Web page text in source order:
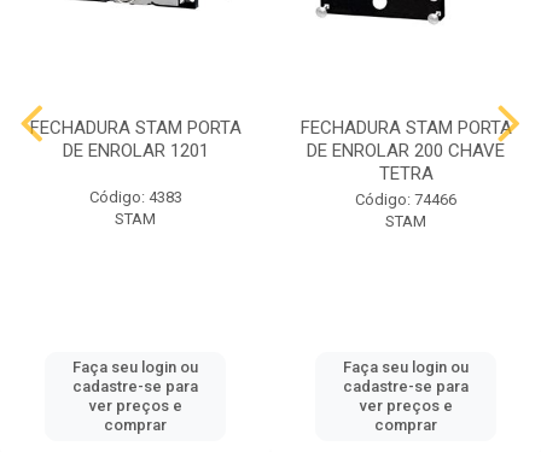
FECHADURA STAM PORTA
DE ENROLAR 1201
Código: 4383
STAM
Faça seu login ou
cadastre-se para
ver preços e
comprar
FECHADURA STAM PORTA
DE ENROLAR 200 CHAVE
TETRA
Código: 74466
STAM
Faça seu login ou
cadastre-se para
ver preços e
comprar